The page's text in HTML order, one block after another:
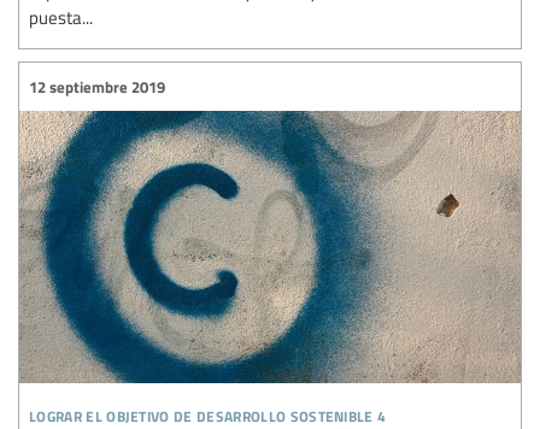
puesta...
lograr el objetivo de desarrollo sostenible 4
12 septiembre 2019